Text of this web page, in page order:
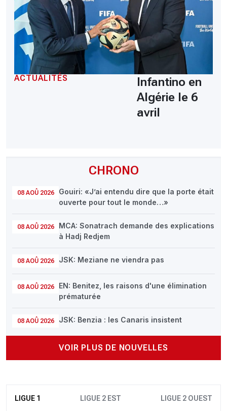
CHRONO
08 AOÛ 2026
Gouiri: «J’ai entendu dire que la porte était
ouverte pour tout le monde…»
08 AOÛ 2026
MCA: Sonatrach demande des explications
à Hadj Redjem
08 AOÛ 2026 JSK: Meziane ne viendra pas
08 AOÛ 2026
EN: Benitez, les raisons d'une élimination
prématurée
08 AOÛ 2026 JSK: Benzia : les Canaris insistent
VOIR PLUS DE NOUVELLES
LIGUE 1 LIGUE 2 EST LIGUE 2 OUEST
ACTUALITÉS
Infantino en
Algérie le 6
avril